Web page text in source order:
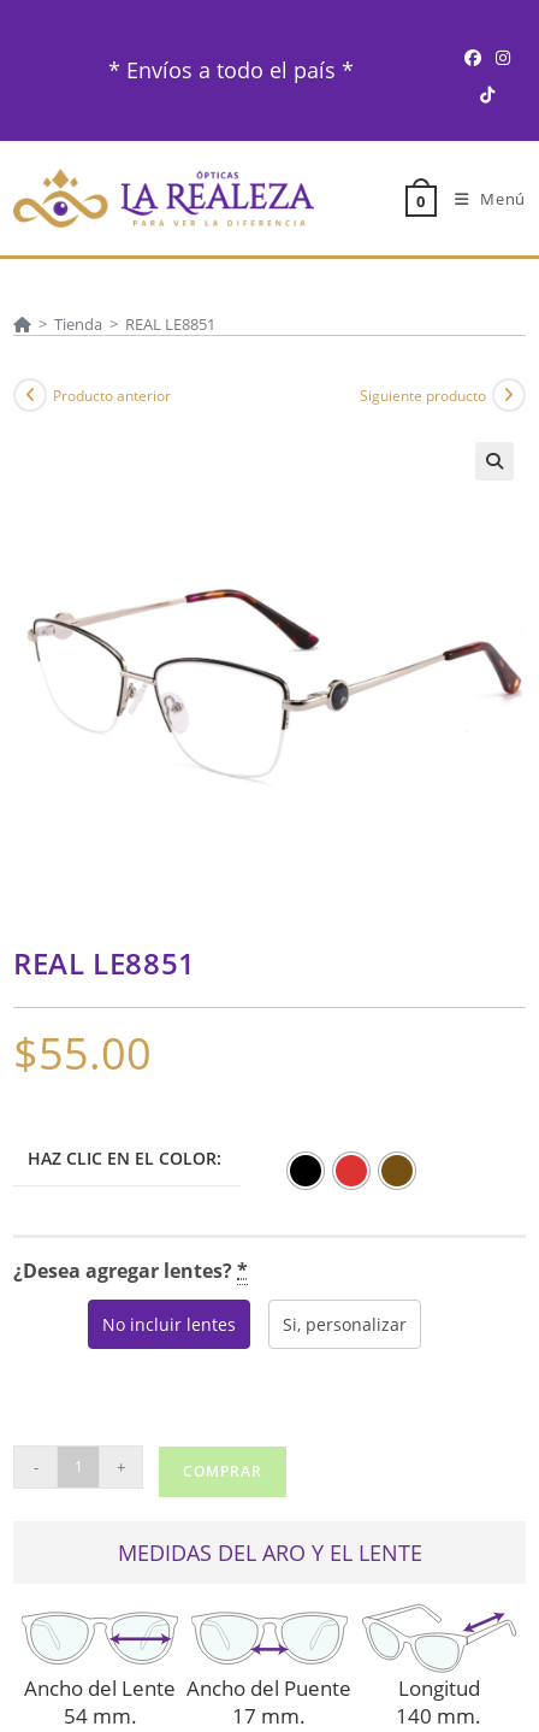
* Envíos a todo el país *
0 Menú
> Tienda > REAL LE8851
Producto anterior Siguiente producto
REAL LE8851
$55.00
HAZ CLIC EN EL COLOR:
¿Desea agregar lentes?*
No incluir lentes Si, personalizar
LE8851
- + COMPRAR
MEDIDAS DEL ARO Y EL LENTE
Ancho del Lente
54 mm.
Ancho del Puente
17 mm.
Longitud
140 mm.